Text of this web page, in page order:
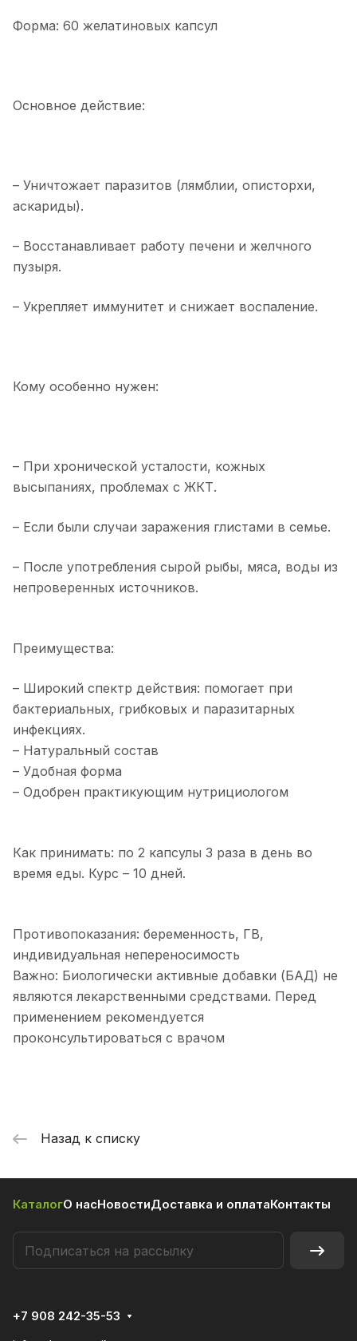
Форма: 60 желатиновых капсул
Основное действие:
– Уничтожает паразитов (лямблии, описторхи,
аскариды).
– Восстанавливает работу печени и желчного
пузыря.
– Укрепляет иммунитет и снижает воспаление.
Кому особенно нужен:
– При хронической усталости, кожных
высыпаниях, проблемах с ЖКТ.
– Если были случаи заражения глистами в семье.
– После употребления сырой рыбы, мяса, воды из
непроверенных источников.
Преимущества:
– Широкий спектр действия: помогает при
бактериальных, грибковых и паразитарных
инфекциях.
– Натуральный состав
– Удобная форма
– Одобрен практикующим нутрициологом
Как принимать: по 2 капсулы 3 раза в день во
время еды. Курс – 10 дней.
Противопоказания: беременность, ГВ,
индивидуальная непереносимость
Важно: Биологически активные добавки (БАД) не
являются лекарственными средствами. Перед
применением рекомендуется
проконсультироваться с врачом
Назад к списку
КаталогО насНовостиДоставка и оплатаКонтакты
+7 908 242-35-53